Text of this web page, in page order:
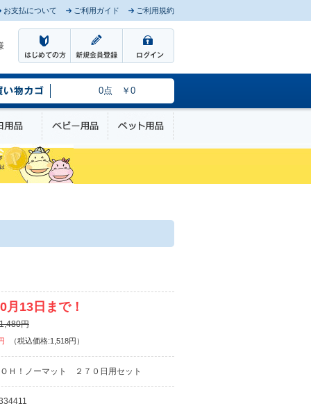
お支払について ご利用ガイド ご利用規約
0点 ￥0
ア 日用品 ベビー用品 ペット用品
月13日まで！
円
（税込価格:1,518円）
Ｈ！ノーマット ２７０日用セット